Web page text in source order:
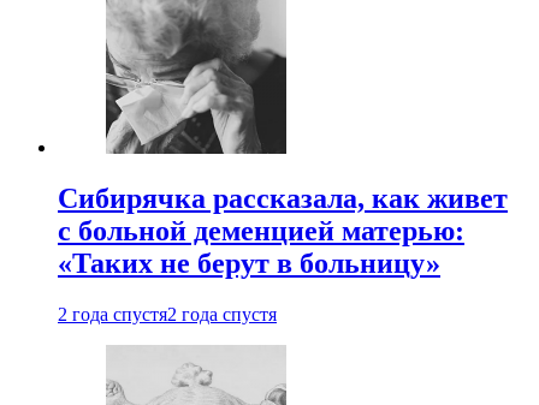
Сибирячка рассказала, как живет
с больной деменцией матерью:
«Таких не берут в больницу»
2 года спустя2 года спустя